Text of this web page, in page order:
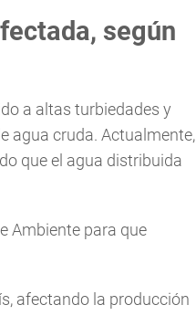
según
a altas turbiedades y
agua cruda. Actualmente,
que el agua distribuida
Ambiente para que
afectando la producción